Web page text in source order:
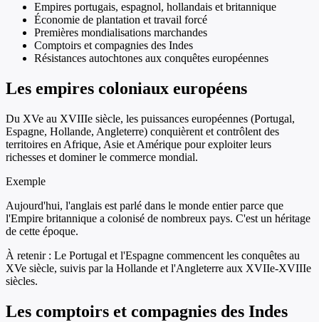
Empires portugais, espagnol, hollandais et britannique
Économie de plantation et travail forcé
Premières mondialisations marchandes
Comptoirs et compagnies des Indes
Résistances autochtones aux conquêtes européennes
Les empires coloniaux européens
Du XVe au XVIIIe siècle, les puissances européennes (Portugal,
Espagne, Hollande, Angleterre) conquièrent et contrôlent des
territoires en Afrique, Asie et Amérique pour exploiter leurs
richesses et dominer le commerce mondial.
Exemple
Aujourd'hui, l'anglais est parlé dans le monde entier parce que
l'Empire britannique a colonisé de nombreux pays. C'est un héritage
de cette époque.
À retenir : Le Portugal et l'Espagne commencent les conquêtes au
XVe siècle, suivis par la Hollande et l'Angleterre aux XVIIe-XVIIIe
siècles.
Les comptoirs et compagnies des Indes